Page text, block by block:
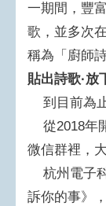
一期間，豐
歌，並多次
稱為「廚師詩
貼出詩歌·放
到目前為
從2018年
微信群裡，
杭州電子
訴你的事》